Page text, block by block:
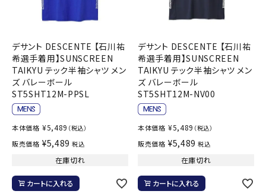
デサント DESCENTE 【石川祐
希選手着用】SUNSCREEN
TAIKYU テック半袖シャツ メン
ズ バレーボール
ST5SHT12M-PPSL
本体価格 ¥5,489 （税込）
販売価格 ¥5,489 税込
在庫切れ
カートに入れる
デサント DESCENTE 【石川祐
希選手着用】SUNSCREEN
TAIKYU テック半袖シャツ メン
ズ バレーボール
ST5SHT12M-NV00
本体価格 ¥5,489 （税込）
販売価格 ¥5,489 税込
在庫切れ
カートに入れる